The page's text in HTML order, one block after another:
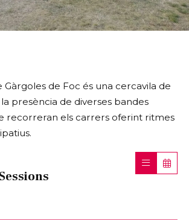
Gàrgoles de Foc és una cercavila de
presència de diverses bandes
recorreran els carrers oferint ritmes